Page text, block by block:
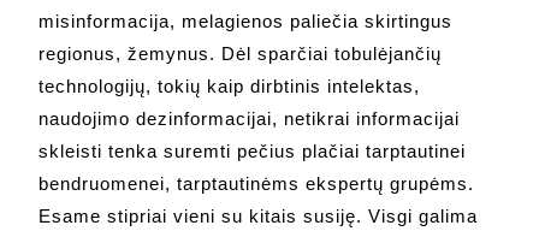
misinformacija, melagienos paliečia skirtingus
regionus, žemynus. Dėl sparčiai tobulėjančių
technologijų, tokių kaip dirbtinis intelektas,
naudojimo dezinformacijai, netikrai informacijai
skleisti tenka suremti pečius plačiai tarptautinei
bendruomenei, tarptautinėms ekspertų grupėms.
Esame stipriai vieni su kitais susiję. Visgi galima